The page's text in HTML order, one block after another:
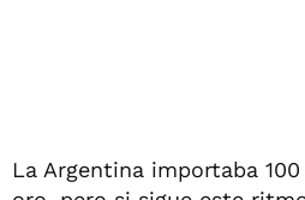
La Argentina importaba